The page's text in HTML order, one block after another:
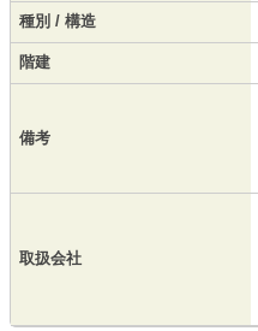
種別 / 構造
階建
備考
取扱会社